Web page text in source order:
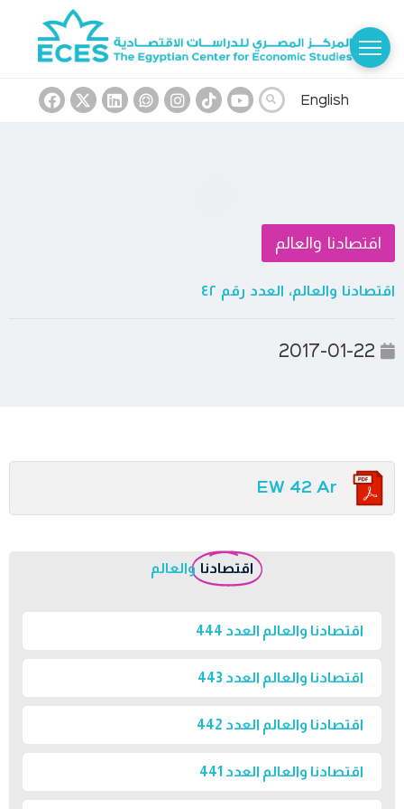
English
اقتصادنا والعالم
اقتصادنا والعالم، العدد رقم ٤٢
EW 42 Ar
اقتصادنا والعالم
اقتصادنا والعالم العدد 444
اقتصادنا والعالم العدد 443
اقتصادنا والعالم العدد 442
اقتصادنا والعالم العدد 441